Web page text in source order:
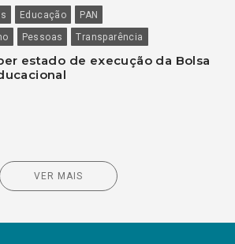
Educação
PAN
Pessoas Transparência
estado de execução da Bolsa
VER MAIS